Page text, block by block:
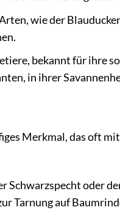
wie der
bekannt für ihre
in ihrer
Merkmal, das oft
Schwarzspecht oder
Tarnung auf